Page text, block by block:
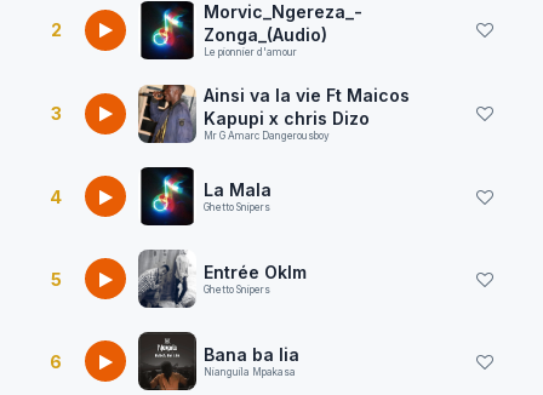
2
Morvic_Ngereza_-
Zonga_(Audio)
Le pionnier d'amour
3
Ainsi va la vie Ft Maicos
Kapupi x chris Dizo
Mr G Amarc Dangerousboy
4 La Mala
Ghetto Snipers
5 Entrée Oklm
Ghetto Snipers
6 Bana ba lia
Nianguila Mpakasa